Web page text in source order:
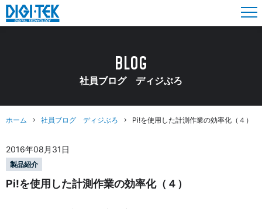
BLOG
社員ブログ ディジぶろ
ホーム 社員ブログ ディジぶろ Pi!を使用した計測作業の効率化（４）
2016年08月31日
製品紹介
Pi!を使用した計測作業の効率化（４）